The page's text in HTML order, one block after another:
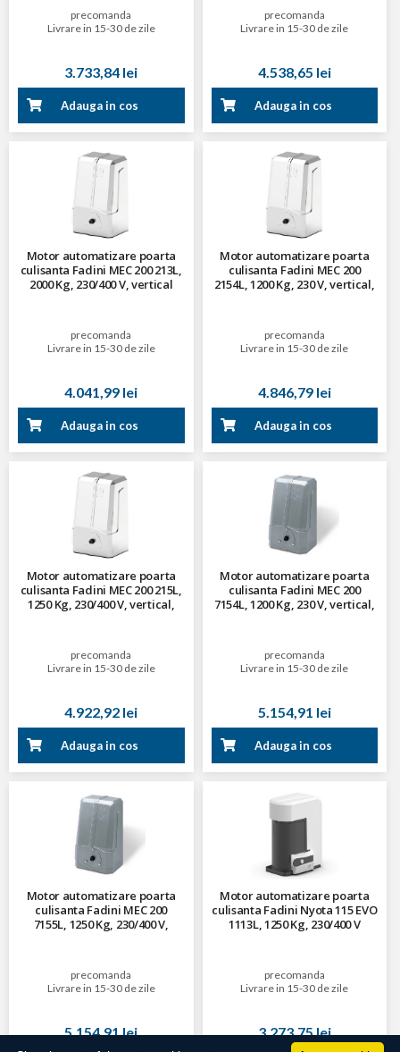
precomanda
Livrare in 15-30 de zile
3.733,84 lei
Adauga in cos
precomanda
Livrare in 15-30 de zile
4.538,65 lei
Adauga in cos
Motor automatizare poarta
culisanta Fadini MEC 200 213L,
2000 Kg, 230/400 V, vertical
precomanda
Livrare in 15-30 de zile
4.041,99 lei
Adauga in cos
Motor automatizare poarta
culisanta Fadini MEC 200
2154L, 1200 Kg, 230 V, vertical,
precomanda
Livrare in 15-30 de zile
4.846,79 lei
Adauga in cos
Motor automatizare poarta
culisanta Fadini MEC 200 215L,
1250 Kg, 230/400 V, vertical,
precomanda
Livrare in 15-30 de zile
4.922,92 lei
Adauga in cos
Motor automatizare poarta
culisanta Fadini MEC 200
7154L, 1200 Kg, 230 V, vertical,
precomanda
Livrare in 15-30 de zile
5.154,91 lei
Adauga in cos
Motor automatizare poarta
culisanta Fadini MEC 200
7155L, 1250 Kg, 230/400 V,
precomanda
Livrare in 15-30 de zile
5.154,91 lei
Motor automatizare poarta
culisanta Fadini Nyota 115 EVO
1113L, 1250 Kg, 230/400 V
precomanda
Livrare in 15-30 de zile
3.273,75 lei